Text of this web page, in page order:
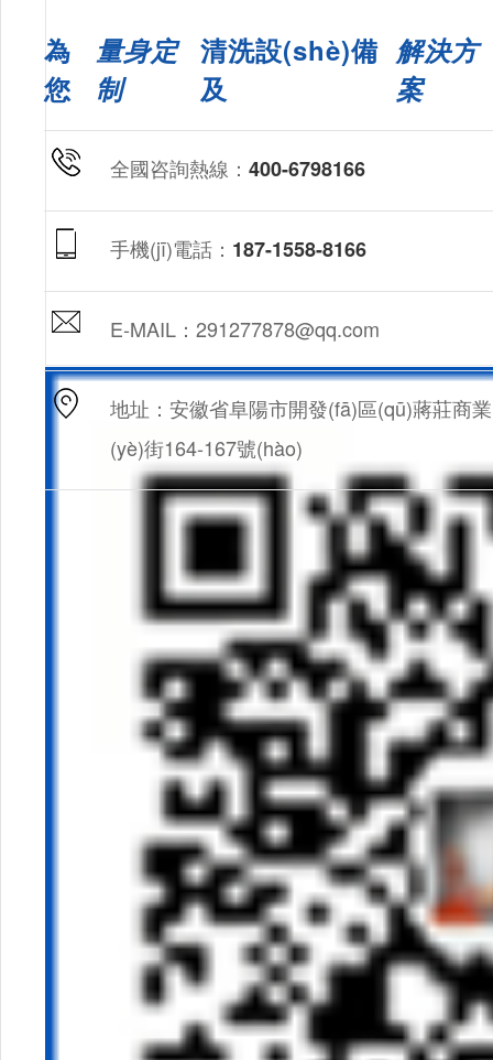
為
您
量身定
制
清洗設(shè)備
及
解決方
案
全國咨詢熱線： 400-6798166
手機(jī)電話： 187-1558-8166
E-MAIL：291277878@qq.com
地址：安徽省阜陽市開發(fā)區(qū)蔣莊商業
(yè)街164-167號(hào)